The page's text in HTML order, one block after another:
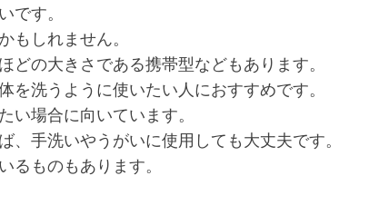
です。
しれません。
の大きさである携帯型などもあります。
洗うように使いたい人におすすめです。
場合に向いています。
手洗いやうがいに使用しても大丈夫です。
ものもあります。